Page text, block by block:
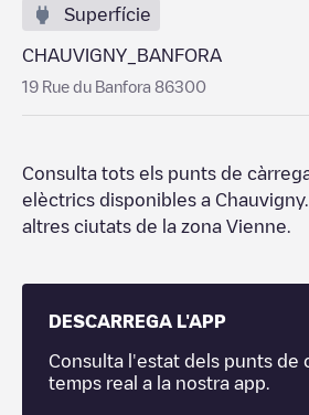
Superfície
CHAUVIGNY_BANFORA
19 Rue du Banfora 86300
Consulta tots els punts de
elèctrics disponibles a Chauvigny
altres ciutats de la zona Vienne
DESCARREGA L'APP
Consulta l'estat dels punts de
temps real a la nostra app.